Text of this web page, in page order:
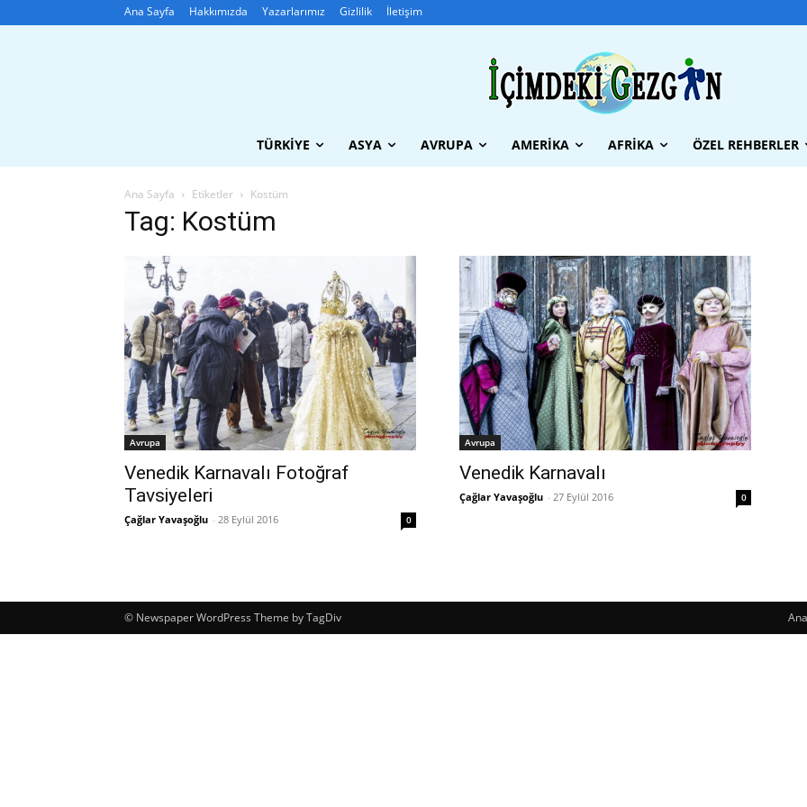
Ana Sayfa Hakkımızda Yazarlarımız Gizlilik İletişim
TÜRKIYE ASYA AVRUPA AMERIKA AFRIKA ÖZEL REHBERLER
Ana Sayfa Etiketler Kostüm
Tag: Kostüm
Avrupa
Venedik Karnavalı Fotoğraf
Tavsiyeleri
Çağlar Yavaşoğlu - 28 Eylül 2016 0
Avrupa
Venedik Karnavalı
Çağlar Yavaşoğlu - 27 Eylül 2016 0
© Newspaper WordPress Theme by TagDiv